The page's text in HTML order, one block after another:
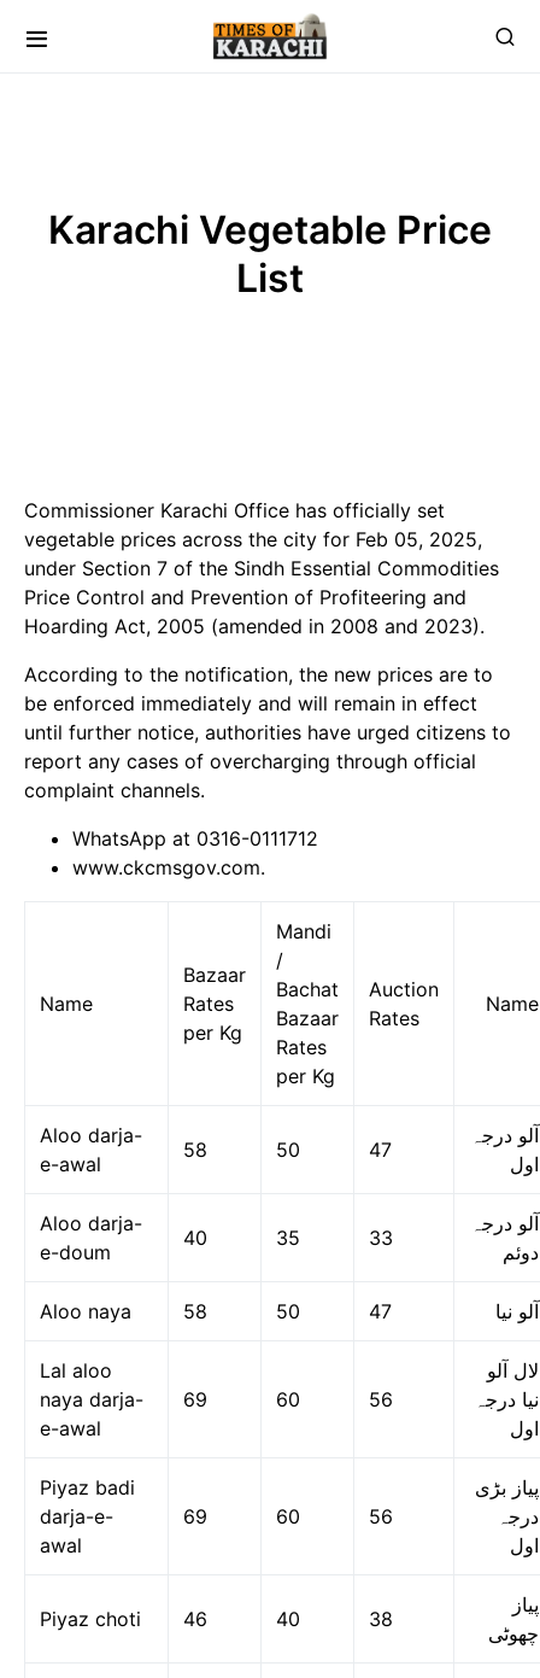
Karachi Vegetable Price
List
Commissioner Karachi Office has officially set
vegetable prices across the city for Feb 05, 2025,
under Section 7 of the Sindh Essential Commodities
Price Control and Prevention of Profiteering and
Hoarding Act, 2005 (amended in 2008 and 2023).
According to the notification, the new prices are to
be enforced immediately and will remain in effect
until further notice, authorities have urged citizens to
report any cases of overcharging through official
complaint channels.
WhatsApp at 0316-0111712
www.ckcmsgov.com.
Name
Bazaar
Rates
per Kg
Mandi
/
Bachat
Bazaar
Rates
per Kg
Auction
Rates
Name
Aloo darja-
e-awal
58 50 47
آلو درجہ
اول
Aloo darja-
e-doum
40 35 33
آلو درجہ
دوئم
Aloo naya 58 50 47 آلو نیا
Lal aloo
naya darja-
e-awal
69 60 56
لال آلو
نیا درجہ
اول
Piyaz badi
darja-e-
awal
69 60 56
پیاز بڑی
درجہ
اول
Piyaz choti 46 40 38
پیاز
چھوٹی